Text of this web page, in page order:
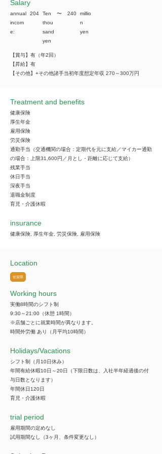
​Salary
annual
incom
e:
204
Ten
thou
sand
yen
​〜 240
millio
n
yen
【賞与】有（年2回）
【昇給】有
【その他】+その他諸手当初年度想定年収 270～300万円
Treatment and benefits
健康保険
厚生年金
雇用保険
労災保険
通勤手当（交通機関の場合：定期代を元に支給／マイカー通勤
の場合：上限31,600円／月とし・距離に応じて支給）
残業手当
休日手当
深夜手当
退職金制度
育児・介護休暇
insurance
健康保険, 厚生年金, 労災保険, 雇用保険
Location
佐賀県
Working hours
実働8時間のシフト制
9:30～21:00（休憩 1時間）
※店舗ごとに就業時間が異なります。
時間外労働 あり（月平均10時間）
​Holidays/Vacations
シフト制（月10日休み）
年間有給休暇10日～20日（下限日数は、入社半年経過後の付
与日数となります）
年間休日120日
育児・介護休暇
trial period
雇用期間の定めなし
試用期間なし（3ヶ月、条件変更なし）